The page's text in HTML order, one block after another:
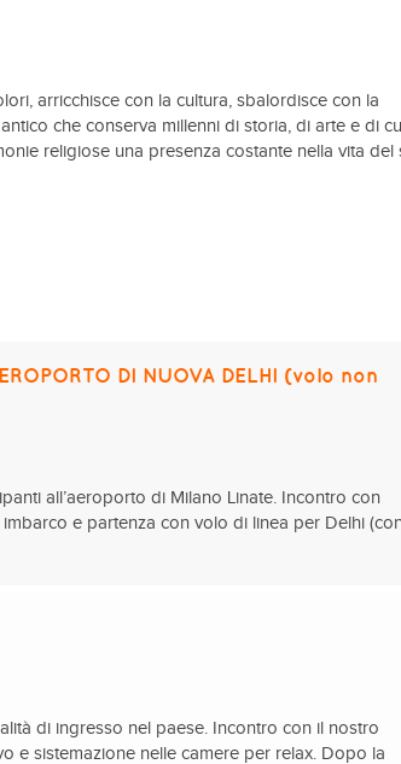
arricchisce con la cultura, sbalordisce con la
che conserva millenni di storia, di arte e di
religiose una presenza costante nella vita del
DI NUOVA DELHI (volo non
all’aeroporto di Milano Linate. Incontro con
e partenza con volo di linea per Delhi
di ingresso nel paese. Incontro con il nostro
e sistemazione nelle camere per relax. Dopo la